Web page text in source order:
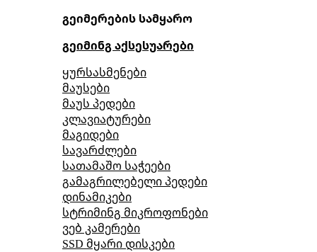
გეიმერების სამყარო
გეიმინგ აქსესუარები
ყურსასმენები
მაუსები
მაუს პედები
კლავიატურები
მაგიდები
სავარძლები
სათამაშო საჭეები
გამაგრილებელი პედები
დინამიკები
სტრიმინგ მიკროფონები
ვებ კამერები
SSD მყარი დისკები